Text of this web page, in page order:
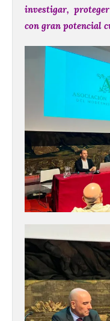
investigar,
con gran potencial